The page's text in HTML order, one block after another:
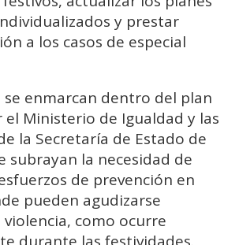
y prestar
a los casos de especial
se enmarcan dentro del plan
Ministerio de Igualdad y las
la Secretaría de Estado de
subrayan la necesidad de
de prevención en
pueden agudizarse
como ocurre